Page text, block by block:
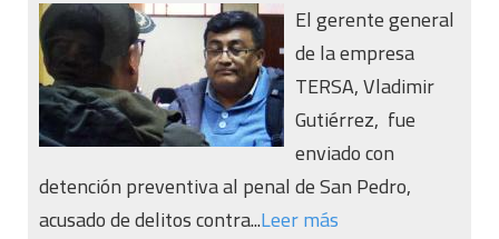
El gerente general
de la empresa
TERSA, Vladimir
Gutiérrez, fue
enviado con
detención preventiva al penal de San Pedro,
acusado de delitos contra...Leer más